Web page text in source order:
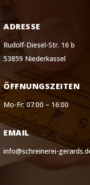
ADRESSE
Rudolf-Diesel-Str. 16 b
53859 Niederkassel
ÖFFNUNGSZEITEN
Mo-Fr: 07:00 – 16:00
EMAIL
info@schreinerei-